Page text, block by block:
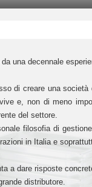
una decennale
di creare una
e, non di meno
del settore.
filosofia di
in Italia e
a dare risposte
distributore.